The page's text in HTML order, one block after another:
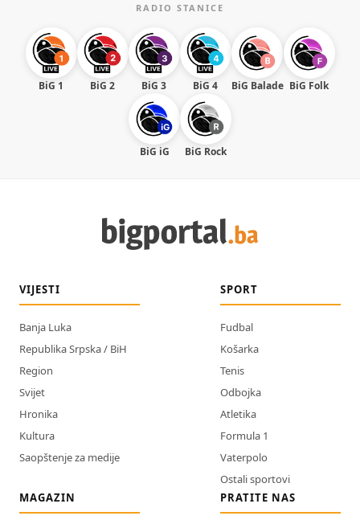
RADIO STANICE
BiG 1 BiG 2 BiG 3 BiG 4 BiG Balade BiG Folk
BiG iG BiG Rock
VIJESTI
Banja Luka
Republika Srpska / BiH
Region
Svijet
Hronika
Kultura
Saopštenje za medije
SPORT
Fudbal
Košarka
Tenis
Odbojka
Atletika
Formula 1
Vaterpolo
Ostali sportovi
MAGAZIN
PRATITE NAS